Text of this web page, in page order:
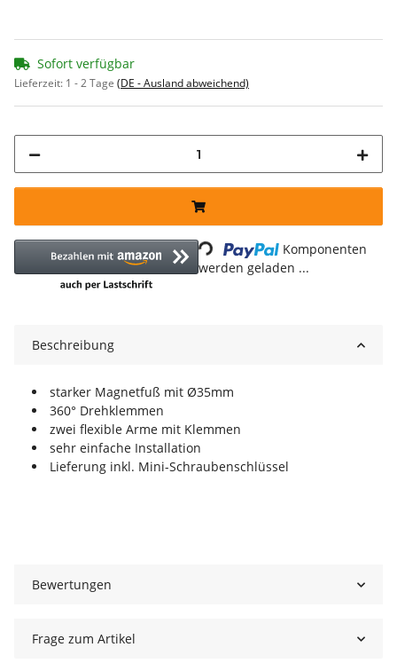
Sofort verfügbar
Lieferzeit: 1 - 2 Tage (DE - Ausland abweichend)
Loading...
Komponenten
werden geladen ...
Beschreibung
starker Magnetfuß mit Ø35mm
360° Drehklemmen
zwei flexible Arme mit Klemmen
sehr einfache Installation
Lieferung inkl. Mini-Schraubenschlüssel
Bewertungen
Frage zum Artikel